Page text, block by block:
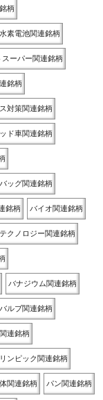
柄
素電池関連銘柄
スーパー関連銘柄
銘柄
対策関連銘柄
ド車関連銘柄
ッグ関連銘柄
銘柄 バイオ関連銘柄
クノロジー関連銘柄
バナジウム関連銘柄
バルブ関連銘柄
連銘柄
ンピック関連銘柄
関連銘柄 パン関連銘柄